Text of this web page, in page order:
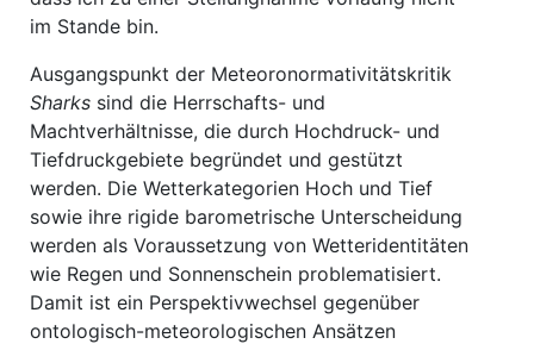
im Stande bin.
Ausgangspunkt der Meteoronormativitätskritik
Sharks sind die Herrschafts- und
Machtverhältnisse, die durch Hochdruck- und
Tiefdruckgebiete begründet und gestützt
werden. Die Wetterkategorien Hoch und Tief
sowie ihre rigide barometrische Unterscheidung
werden als Voraussetzung von Wetteridentitäten
wie Regen und Sonnenschein problematisiert.
Damit ist ein Perspektivwechsel gegenüber
ontologisch-meteorologischen Ansätzen